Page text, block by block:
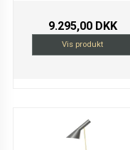
9.295,00 DKK
Vis produkt